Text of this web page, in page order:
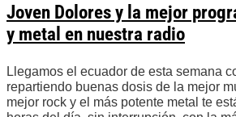
Joven Dolores y la mejor
y metal en nuestra radio
Llegamos el ecuador de esta semana
repartiendo buenas dosis de la mejor
mejor rock y el más potente metal te